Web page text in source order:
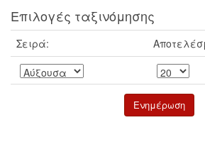
Επιλογές ταξινόμησης
Σειρά: